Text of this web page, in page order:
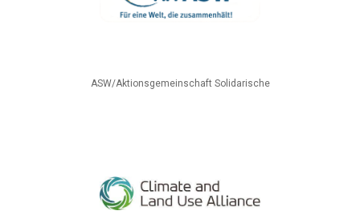
ASW/Aktionsgemeinschaft Solidarische